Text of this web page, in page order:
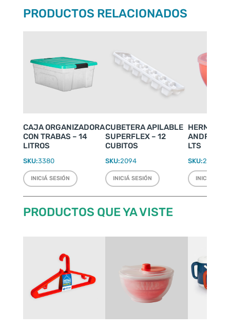
PRODUCTOS RELACIONADOS
CAJA ORGANIZADORA
CON TRABAS – 14
LITROS
SKU:3380
INICIÁ SESIÓN
CUBETERA APILABLE
SUPERFLEX – 12
CUBITOS
SKU:2094
INICIÁ SESIÓN
ANDREA
LTS
SKU:2430
INICIÁ
PRODUCTOS QUE YA VISTE